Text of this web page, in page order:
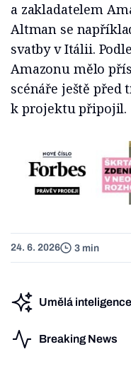
a zakladatelem
Altman se
svatby v Itálii.
Amazonu mělo
scénáře ještě před
k projektu připojil.
24. 6. 2026 3 min
Umělá inteligence
Breaking News